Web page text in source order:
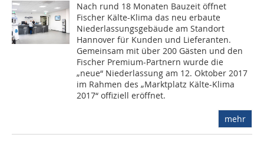
Nach rund 18 Monaten Bauzeit öffnet
Fischer Kälte-Klima das neu erbaute
Niederlassungsgebäude am Standort
Hannover für Kunden und Lieferanten.
Gemeinsam mit über 200 Gästen und den
Fischer Premium-Partnern wurde die
„neue“ Niederlassung am 12. Oktober 2017
im Rahmen des „Marktplatz Kälte-Klima
2017“ offiziell eröffnet.
mehr